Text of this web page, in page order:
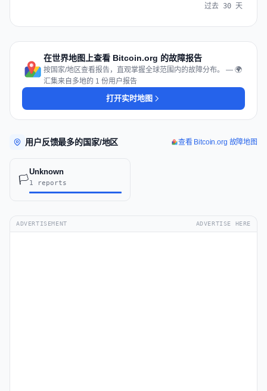
过去 30 天
在世界地图上查看 Bitcoin.org 的故障报告
按国家/地区查看报告，直观掌握全球范围内的故障分布。 — 🌍
汇集来自多地的 1 份用户报告
打开实时地图
用户反馈最多的国家/地区 查看 Bitcoin.org 故障地图
🏳️
Unknown
1 reports
ADVERTISEMENT ADVERTISE HERE